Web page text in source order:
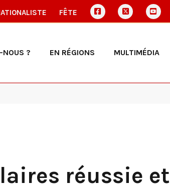
FÊTE
NOUS ? EN RÉGIONS MULTIMÉDIA
réussie et